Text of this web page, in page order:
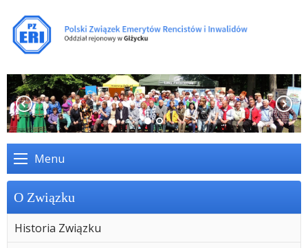
Menu
O Związku
Historia Związku